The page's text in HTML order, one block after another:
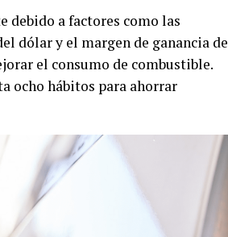
debido a factores como las
dólar y el margen de ganancia de
el consumo de combustible.
ocho hábitos para ahorrar